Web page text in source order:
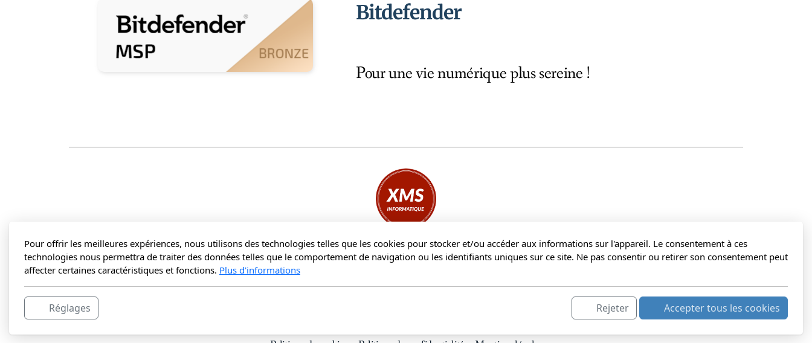
Bitdefender
Pour une vie numérique plus sereine !
Xtronique Micro Sud Informatique
7 impasse des Indigots
Pour offrir les meilleures expériences, nous utilisons des technologies telles que les cookies pour stocker et/ou accéder aux informations sur l'appareil. Le consentement à ces
technologies nous permettra de traiter des données telles que le comportement de navigation ou les identifiants uniques sur ce site. Ne pas consentir ou retirer son consentement peut
affecter certaines caractéristiques et fonctions. Plus d'informations
Réglages Rejeter Accepter tous les cookies